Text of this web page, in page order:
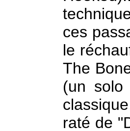
ces
le
The
(un
raté de